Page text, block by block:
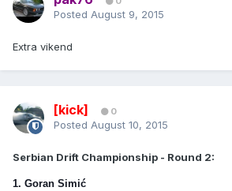
Posted August 9, 2015
Extra vikend
[kick] 0
Posted August 10, 2015
Serbian Drift Championship - Round 2:
1. Goran Simić